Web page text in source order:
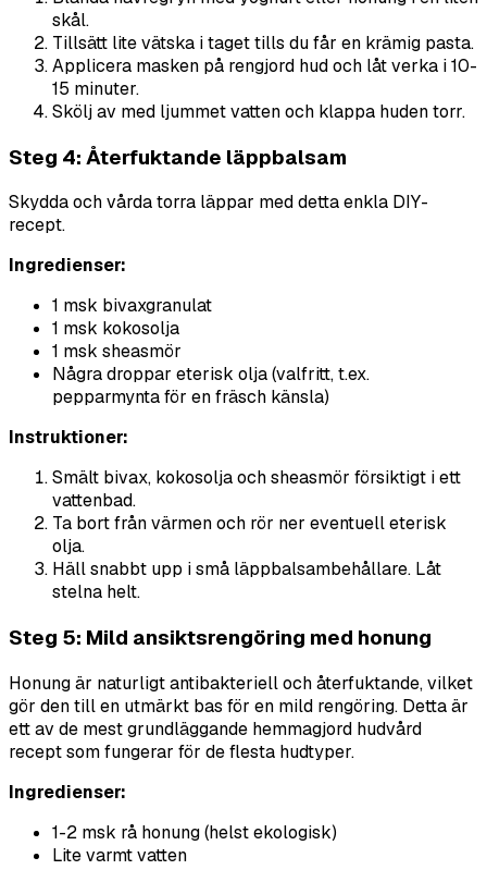
skål.
Tillsätt lite vätska i taget tills du får en krämig pasta.
Applicera masken på rengjord hud och låt verka i 10-
15 minuter.
Skölj av med ljummet vatten och klappa huden torr.
Steg 4: Återfuktande läppbalsam
Skydda och vårda torra läppar med detta enkla DIY-
recept.
Ingredienser:
1 msk bivaxgranulat
1 msk kokosolja
1 msk sheasmör
Några droppar eterisk olja (valfritt, t.ex.
pepparmynta för en fräsch känsla)
Instruktioner:
Smält bivax, kokosolja och sheasmör försiktigt i ett
vattenbad.
Ta bort från värmen och rör ner eventuell eterisk
olja.
Häll snabbt upp i små läppbalsambehållare. Låt
stelna helt.
Steg 5: Mild ansiktsrengöring med honung
Honung är naturligt antibakteriell och återfuktande, vilket
gör den till en utmärkt bas för en mild rengöring. Detta är
ett av de mest grundläggande hemmagjord hudvård
recept som fungerar för de flesta hudtyper.
Ingredienser:
1-2 msk rå honung (helst ekologisk)
Lite varmt vatten